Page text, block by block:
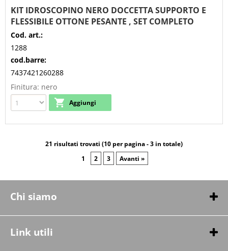
KIT IDROSCOPINO NERO DOCCETTA SUPPORTO E
FLESSIBILE OTTONE PESANTE , SET COMPLETO
Cod. art.:
1288
cod.barre:
7437421260288
Finitura: nero
21 risultati trovati (10 per pagina - 3 in totale)
1
2 3 Avanti »
Chi siamo
Link utili